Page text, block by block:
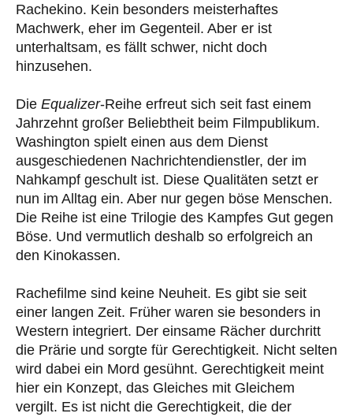
Rachekino. Kein besonders meisterhaftes
Machwerk, eher im Gegenteil. Aber er ist
unterhaltsam, es fällt schwer, nicht doch
hinzusehen.
Die Equalizer-Reihe erfreut sich seit fast einem
Jahrzehnt großer Beliebtheit beim Filmpublikum.
Washington spielt einen aus dem Dienst
ausgeschiedenen Nachrichtendienstler, der im
Nahkampf geschult ist. Diese Qualitäten setzt er
nun im Alltag ein. Aber nur gegen böse Menschen.
Die Reihe ist eine Trilogie des Kampfes Gut gegen
Böse. Und vermutlich deshalb so erfolgreich an
den Kinokassen.
Rachefilme sind keine Neuheit. Es gibt sie seit
einer langen Zeit. Früher waren sie besonders in
Western integriert. Der einsame Rächer durchritt
die Prärie und sorgte für Gerechtigkeit. Nicht selten
wird dabei ein Mord gesühnt. Gerechtigkeit meint
hier ein Konzept, das Gleiches mit Gleichem
vergilt. Es ist nicht die Gerechtigkeit, die der